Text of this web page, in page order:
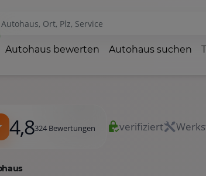
Autohaus bewerten Autohaus suchen
4,8324 Bewertungen verifiziert